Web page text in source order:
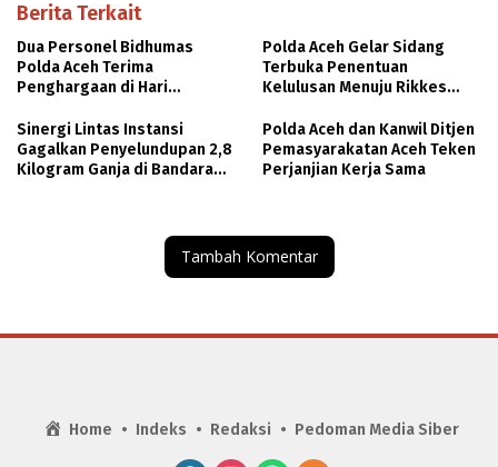
Berita Terkait
Dua Personel Bidhumas
Polda Aceh Terima
Penghargaan di Hari
Polda Aceh Gelar Sidang
Terbuka Penentuan
Kelulusan Menuju Rikkes
2026
Sinergi Lintas Instansi
Gagalkan Penyelundupan 2,8
Kilogram Ganja di Bandara
Polda Aceh dan Kanwil Ditjen
Pemasyarakatan Aceh Teken
Perjanjian Kerja Sama
Tambah Komentar
Home Indeks Redaksi Pedoman Media Siber